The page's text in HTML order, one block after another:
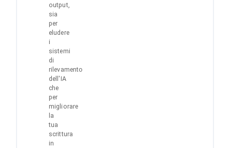
output,
sia
per
eludere
i
sistemi
di
rilevamento
dell'IA
che
per
migliorare
la
tua
scrittura
in